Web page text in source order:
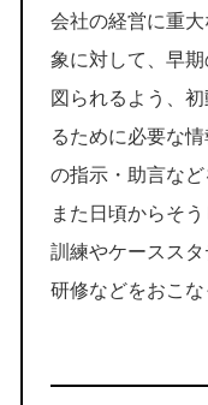
会社の経営に重
象に対して、早
図られるよう、
るために必要な
の指示・助言など
また日頃からそ
訓練やケースス
研修などをおこな